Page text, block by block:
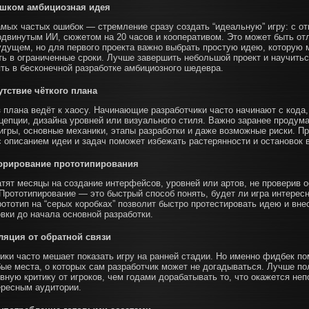
амбициозная идея
частых ошибок — стремление сразу создать “идеальную” игру: с
ИИ, сюжетом на 20 часов и кооперативом. Это может быть
но для первого проекта важно выбрать простую идею, которую
в ограниченные сроки. Лучше завершить небольшой проект и
в бесконечной разработке амбициозного шедевра.
чёткого плана
плана ведёт к хаосу. Начинающие разработчики часто начинают с
дизайна уровней или визуального стиля. Важно заранее
основные механики, этапы разработки и даже возможные риски.
описанием идеи и задач поможет избежать растерянности и остановок
прототипирования
месяцы на создание интерфейсов, уровней или артов, не проверив
— это быстрый способ понять, будет ли игра
на “серых коробках” позволит быстро протестировать идею и
до начала основной разработки.
от обратной связи
часто мешает показать игру на ранней стадии. Но именно фидбек
места, о которых сам разработчик может не догадываться. Лучше
критику от игроков, чем годами дорабатывать то, что окажется
аудитории.